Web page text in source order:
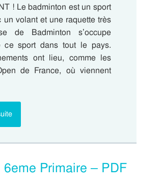
! Le badminton est un sport
volant et une raquette très
de Badminton s’occupe
ce sport dans tout le pays.
ont lieu, comme les
de France, où viennent
Primaire – PDF